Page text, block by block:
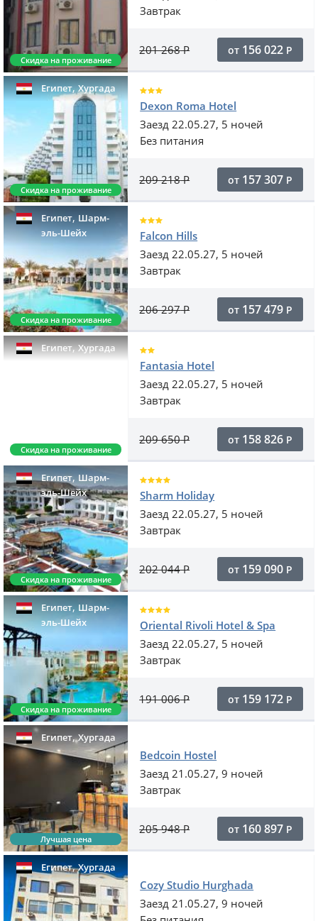
Скидка на проживание
Завтрак
201 268Р от 156 022 Р
Египет,Хургада
Скидка на проживание
Dexon Roma Hotel
Заезд 22.05.27, 5 ночей
Без питания
209 218Р от 157 307 Р
Египет, Шарм-
эль-Шейх
Скидка на проживание
Falcon Hills
Заезд 22.05.27, 5 ночей
Завтрак
206 297Р от 157 479 Р
Египет,Хургада
Скидка на проживание
Fantasia Hotel
Заезд 22.05.27, 5 ночей
Завтрак
209 650Р от 158 826 Р
Египет,Шарм-
эль-Шейх
Скидка на проживание
Sharm Holiday
Заезд 22.05.27, 5 ночей
Завтрак
202 044Р от 159 090 Р
Египет,Шарм-
эль-Шейх
Скидка на проживание
Oriental Rivoli Hotel & Spa
Заезд 22.05.27, 5 ночей
Завтрак
191 006Р от 159 172 Р
Египет,Хургада
Лучшая цена
Bedcoin Hostel
Заезд 21.05.27, 9 ночей
Завтрак
205 948Р от 160 897 Р
Египет,Хургада
Cozy Studio Hurghada
Заезд 21.05.27, 9 ночей